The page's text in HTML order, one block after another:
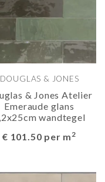
DOUGLAS & JONES
& Jones Atelier
Emeraude glans
wandtegel
€ 101.50 per m2